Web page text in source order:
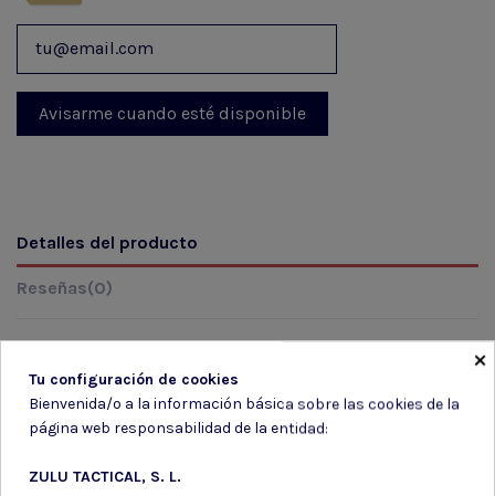
Detalles del producto
Reseñas(0)
Marca
×
Tu configuración de cookies
Bienvenida/o a la información básica sobre las cookies de la
página web responsabilidad de la entidad:
ZULU TACTICAL, S. L.